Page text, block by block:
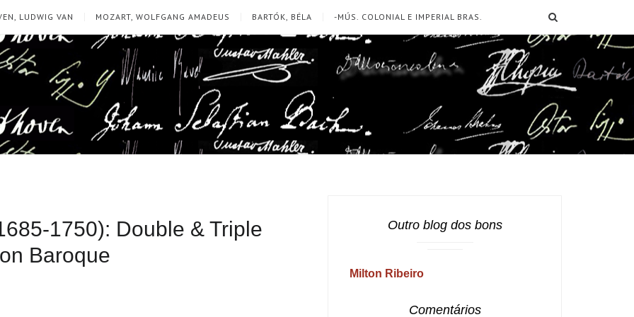
LUDWIG VAN MOZART, WOLFGANG AMADEUS BARTÓK, BÉLA -MÚS. COLONIAL E IMPERIAL BRAS.
1750): Double & Triple
Baroque
Outro blog dos bons
Milton Ribeiro
Comentários